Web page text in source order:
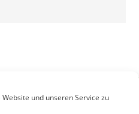
und unseren Service zu